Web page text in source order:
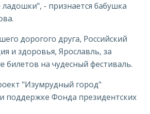
- признается бабушка
дорогого друга, Российский
и здоровья, Ярославль, за
билетов на чудесный фестиваль.
"Изумрудный город"
поддержке Фонда президентских